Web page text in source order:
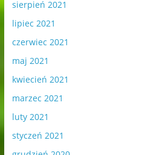
sierpień 2021
lipiec 2021
czerwiec 2021
maj 2021
kwiecień 2021
marzec 2021
luty 2021
styczeń 2021